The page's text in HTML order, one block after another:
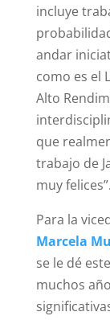
incluye
andar
como es el
Alto
que
trabajo de
muy felices”.
Para la
Marcela
se le dé
muchos